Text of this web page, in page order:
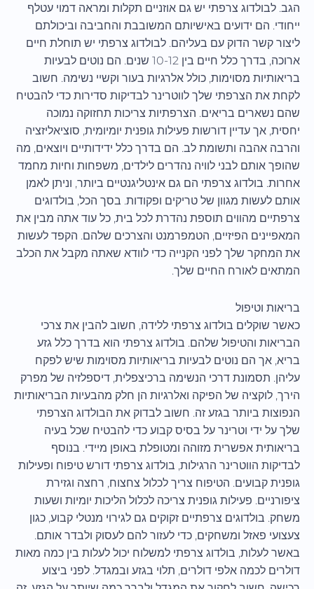
הגב. לבולדוג צרפתי יש גם אוזניים תקלות ומראה דמוי עטלף
ייחודי. הם ידועים באישיותם המשובבת והחביבה וביכולתם
ליצור קשר הדוק עם בעליהם. לבולדוג צרפתי יש תוחלת חיים
ארוכה, בדרך כלל חיים בין 10-12 שנים. הם נוטים לבעיות
בריאותיות מסוימות, כולל אלרגיות בעור וקשיי נשימה. חשוב
לקחת את הצרפתי שלך לווטרינר לבדיקות סדירות כדי להבטיח
שהם נשארים בריאים. הצרפתיות צריכות תחזוקה נמוכה
יחסית, אך עדיין דורשות פעילות גופנית יומיומית, סוציאליזציה
והרבה אהבה ותשומת לב. הם בדרך כלל ידידותיים ויוצאים, מה
שהופך אותם לבני לוויה נהדרים לילדים, משפחות וחיות מחמד
אחרות. בולדוג צרפתי הם גם אינטליגנטיים ביותר, וניתן לאמן
אותם לעשות מגוון של טריקים ופקודות. בסך הכל, בולדוגים
צרפתיים מהווים תוספת נהדרת לכל בית, כל עוד אתה מבין את
המאפיינים הפיזיים, הטמפרמנט והצרכים שלהם. הקפד לעשות
את המחקר שלך לפני הקנייה כדי לוודא שאתה מקבל את הכלב
המתאים לאורח החיים שלך.
בריאות וטיפול
כאשר שוקלים בולדוג צרפתי ללידה, חשוב להבין את צרכי
הבריאות והטיפול שלהם. בולדוג צרפתי הוא בדרך כלל גזע
בריא, אך הם נוטים לבעיות בריאותיות מסוימות שיש לפקח
עליהן. תסמונת דרכי הנשימה ברכיצפלית, דיספלזיה של מפרק
הירך, לוקציה של הפיקה ואלרגיות הן חלק מהבעיות הבריאותיות
הנפוצות ביותר בגזע זה. חשוב לבדוק את הבולדוג הצרפתי
שלך על ידי וטרינר על בסיס קבוע כדי להבטיח שכל בעיה
בריאותית אפשרית מזוהה ומטופלת באופן מיידי. בנוסף
לבדיקות הווטרינר הרגילות, בולדוג צרפתי דורש טיפוח ופעילות
גופנית קבועים. הטיפוח צריך לכלול צחצוח, רחצה וגזירת
ציפורניים. פעילות גופנית צריכה לכלול הליכות יומיות ושעות
משחק. בולדוגים צרפתיים זקוקים גם לגירוי מנטלי קבוע, כגון
צעצועי פאזל ומשחקים, כדי לעזור להם לעסוק ולבדר אותם.
באשר לעלות, בולדוג צרפתי למשלוח יכול לעלות בין כמה מאות
דולרים לכמה אלפי דולרים, תלוי בגזע ובמגדל. לפני ביצוע